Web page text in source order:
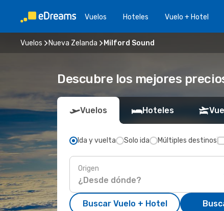
Vuelos Hoteles Vuelo + Hotel
Vuelos Nueva Zelanda Milford Sound
Descubre los mejores
Vuelos Hoteles
Ida y vuelta Solo ida Múltiples destinos
Origen
Buscar Vuelo + Hotel